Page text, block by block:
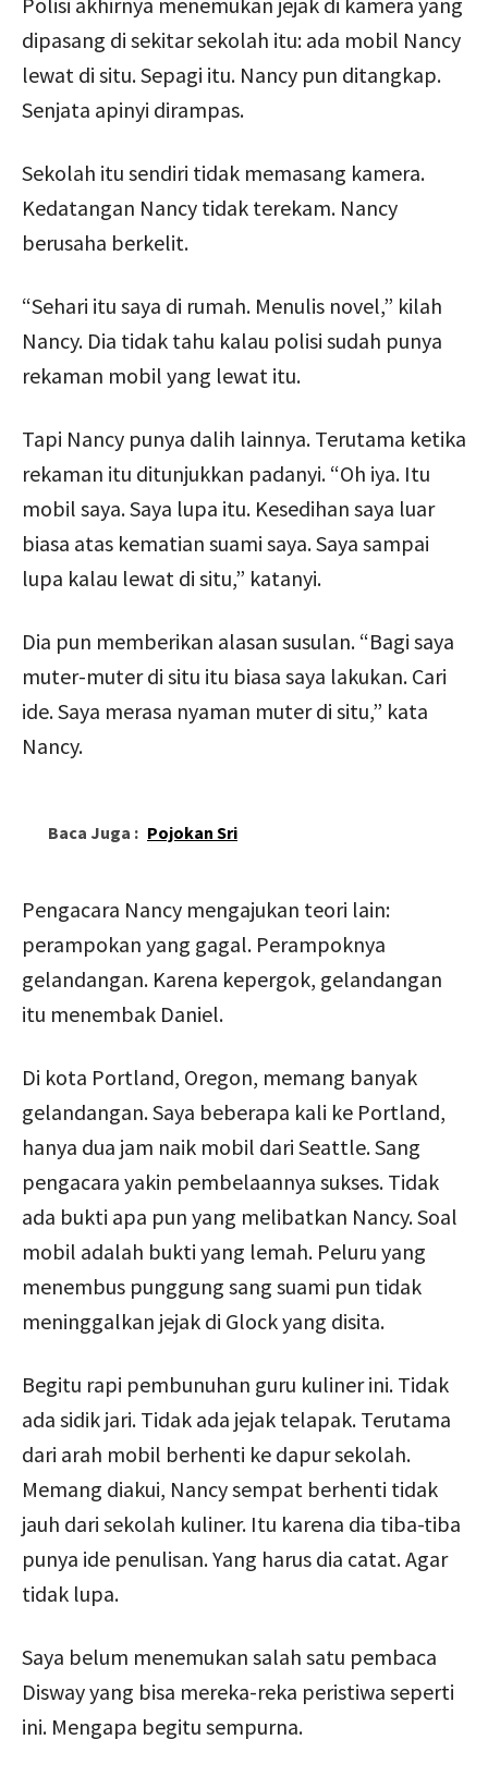
dipasang di sekitar sekolah itu: ada mobil Nancy
lewat di situ. Sepagi itu. Nancy pun ditangkap.
Senjata apinyi dirampas.
Sekolah itu sendiri tidak memasang kamera.
Kedatangan Nancy tidak terekam. Nancy
berusaha berkelit.
“Sehari itu saya di rumah. Menulis novel,” kilah
Nancy. Dia tidak tahu kalau polisi sudah punya
rekaman mobil yang lewat itu.
Tapi Nancy punya dalih lainnya. Terutama ketika
rekaman itu ditunjukkan padanyi. “Oh iya. Itu
mobil saya. Saya lupa itu. Kesedihan saya luar
biasa atas kematian suami saya. Saya sampai
lupa kalau lewat di situ,” katanyi.
Dia pun memberikan alasan susulan. “Bagi saya
muter-muter di situ itu biasa saya lakukan. Cari
ide. Saya merasa nyaman muter di situ,” kata
Nancy.
Baca Juga : Pojokan Sri
Pengacara Nancy mengajukan teori lain:
perampokan yang gagal. Perampoknya
gelandangan. Karena kepergok, gelandangan
itu menembak Daniel.
Di kota Portland, Oregon, memang banyak
gelandangan. Saya beberapa kali ke Portland,
hanya dua jam naik mobil dari Seattle. Sang
pengacara yakin pembelaannya sukses. Tidak
ada bukti apa pun yang melibatkan Nancy. Soal
mobil adalah bukti yang lemah. Peluru yang
menembus punggung sang suami pun tidak
meninggalkan jejak di Glock yang disita.
Begitu rapi pembunuhan guru kuliner ini. Tidak
ada sidik jari. Tidak ada jejak telapak. Terutama
dari arah mobil berhenti ke dapur sekolah.
Memang diakui, Nancy sempat berhenti tidak
jauh dari sekolah kuliner. Itu karena dia tiba-tiba
punya ide penulisan. Yang harus dia catat. Agar
tidak lupa.
Saya belum menemukan salah satu pembaca
Disway yang bisa mereka-reka peristiwa seperti
ini. Mengapa begitu sempurna.